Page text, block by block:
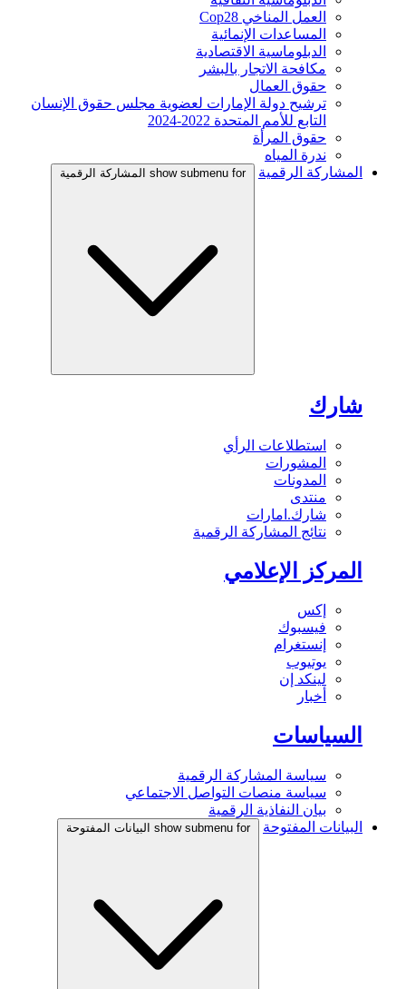
العمل المناخي Cop28
المساعدات الإنمائية
الدبلوماسية الاقتصادية
مكافحة الاتجار بالبشر
حقوق العمال
ترشيح دولة الإمارات لعضوية مجلس حقوق الإنسان
التابع للأمم المتحدة 2022-2024
حقوق المرأة
ندرة المياه
المشاركة الرقمية
show submenu for المشاركة الرقمية
شارك
استطلاعات الرأي
المشورات
المدونات
منتدى
شارك.امارات
نتائج المشاركة الرقمية
المركز الإعلامي
إكس
فيسبوك
إنستغرام
يوتيوب
لينكد إن
أخبار
السياسات
سياسة المشاركة الرقمية
سياسة منصات التواصل الاجتماعي
بيان النفاذية الرقمية
البيانات المفتوحة
show submenu for البيانات المفتوحة